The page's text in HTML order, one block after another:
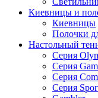
Киевницы и
Киевницы
Полочки
Настольный
Серия
Серия
Серия
Серия